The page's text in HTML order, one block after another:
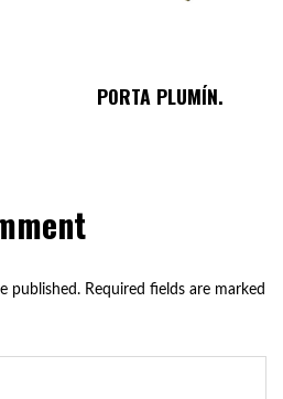
PORTA PLUMÍN.
published. Required fields are marked